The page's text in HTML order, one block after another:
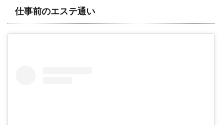
仕事前のエステ通い